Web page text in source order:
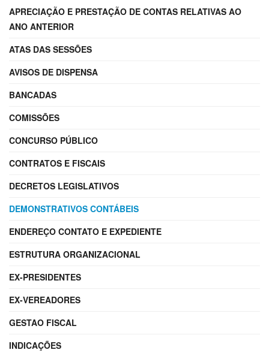
APRECIAÇÃO E PRESTAÇÃO DE CONTAS RELATIVAS AO
ANO ANTERIOR
ATAS DAS SESSÕES
AVISOS DE DISPENSA
BANCADAS
COMISSÕES
CONCURSO PÚBLICO
CONTRATOS E FISCAIS
DECRETOS LEGISLATIVOS
DEMONSTRATIVOS CONTÁBEIS
ENDEREÇO CONTATO E EXPEDIENTE
ESTRUTURA ORGANIZACIONAL
EX-PRESIDENTES
EX-VEREADORES
GESTAO FISCAL
INDICAÇÕES